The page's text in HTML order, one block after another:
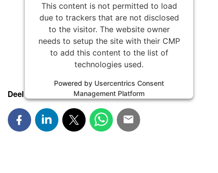
This content is not permitted to load
due to trackers that are not disclosed
to the visitor. The website owner
needs to setup the site with their CMP
to add this content to the list of
technologies used.
Powered by Usercentrics Consent
Management Platform
Deel deze pagina: